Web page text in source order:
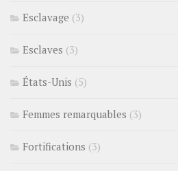
Esclavage (3)
Esclaves (3)
États-Unis (5)
Femmes remarquables (3)
Fortifications (3)